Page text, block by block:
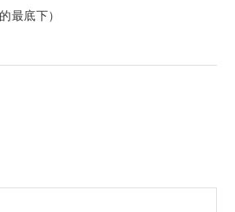
最底下）